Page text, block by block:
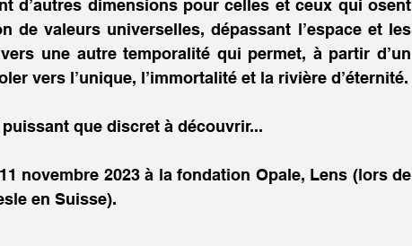
d’autres dimensions pour celles et ceux qui osent
de valeurs universelles, dépassant l’espace et les
une autre temporalité qui permet, à partir d’un
que discret à découvrir...
novembre 2023 à la fondation Opale, Lens (lors de
en Suisse).